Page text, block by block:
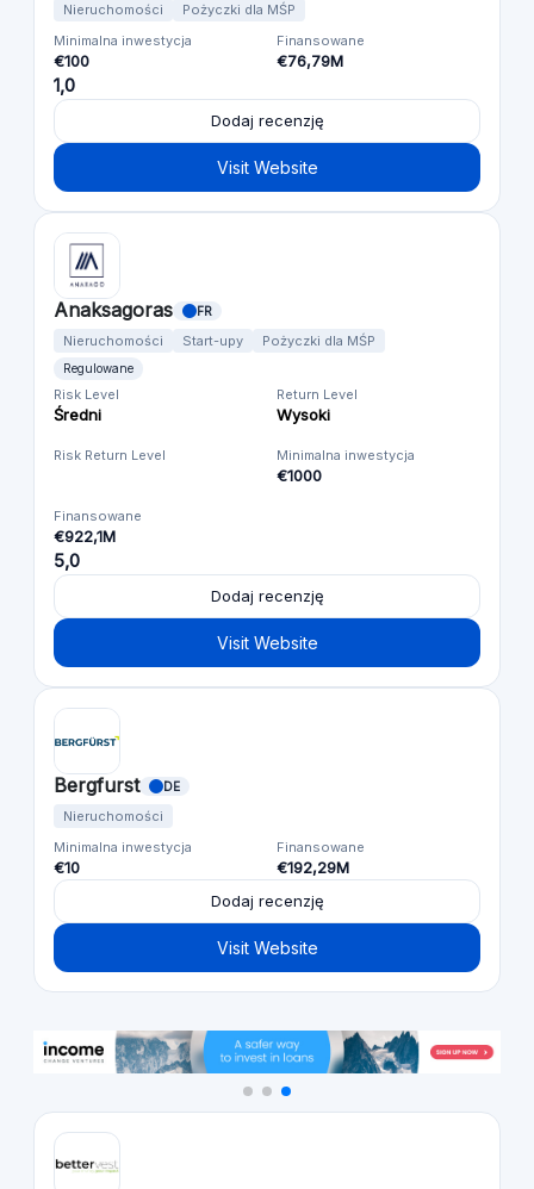
Nieruchomości
Pożyczki dla MŚP
Minimalna inwestycja
€100
Finansowane
€76,79M
1,0
Dodaj recenzję
Visit Website
Anaksagoras FR
Nieruchomości Start-upy Pożyczki dla MŚP
Regulowane
Risk Level
Średni
Return Level
Wysoki
Risk Return Level Minimalna inwestycja
€1000
Finansowane
€922,1M
5,0
Dodaj recenzję
Visit Website
Bergfurst DE
Nieruchomości
Minimalna inwestycja
€10
Finansowane
€192,29M
Dodaj recenzję
Visit Website